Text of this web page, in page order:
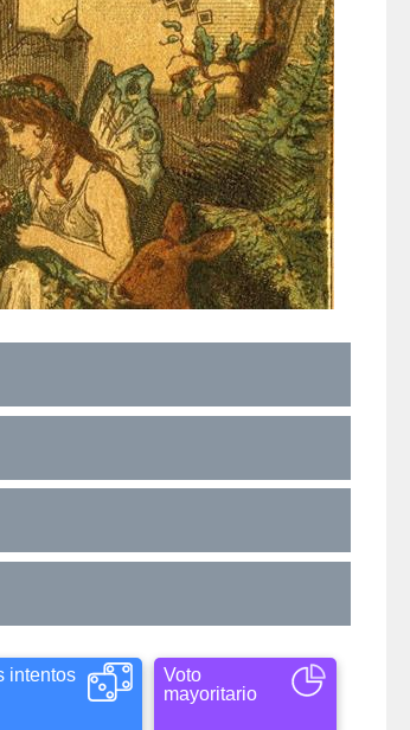
intentos
Voto
mayoritario